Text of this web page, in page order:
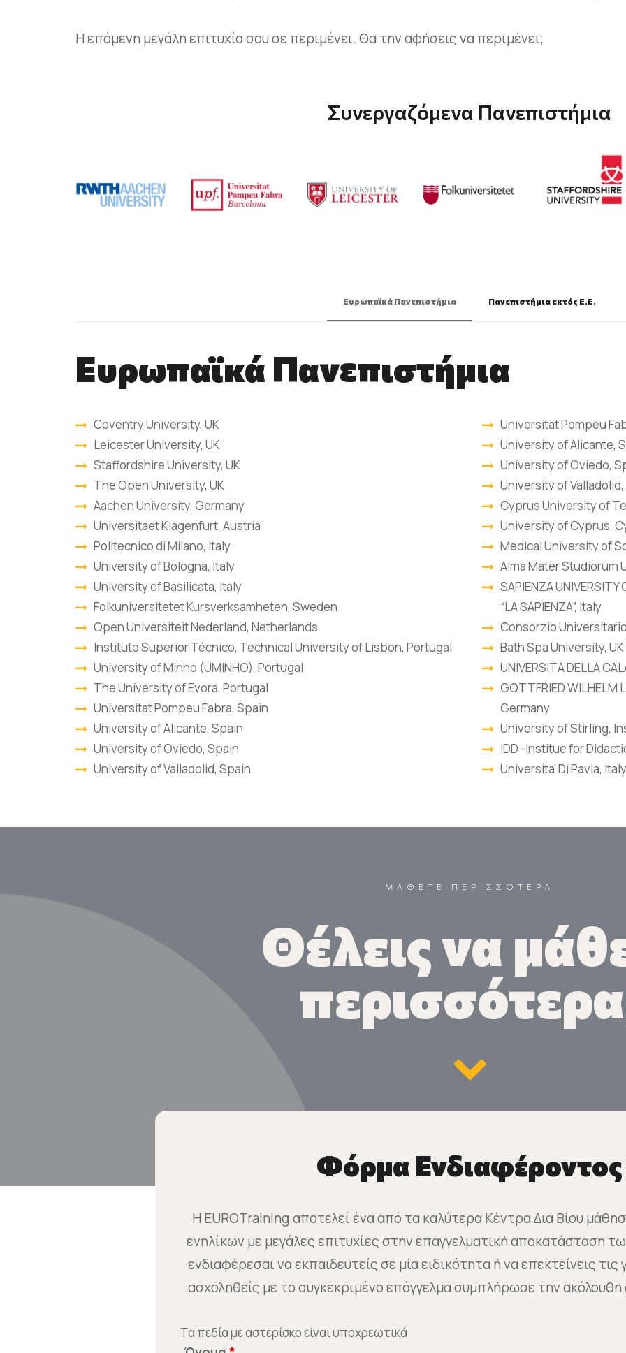
Η επόμενη μεγάλη επιτυχία σου σε περιμένει. Θα την αφήσεις να περιμένει;
Συνεργαζόμενα Πανεπιστήμια
Ευρωπαϊκά Πανεπιστήμια Πανεπιστήμια εκτός Ε.Ε.
Ευρωπαϊκά Πανεπιστήμια
Coventry University, UK
Leicester University, UK
Staffordshire University, UK
The Open University, UK
Aachen University, Germany
Universitaet Klagenfurt, Austria
Politecnico di Milano, Italy
University of Bologna, Italy
University of Basilicata, Italy
Folkuniversitetet Kursverksamheten, Sweden
Open Universiteit Nederland, Netherlands
Instituto Superior Técnico, Technical University of Lisbon, Portugal
University of Minho (UMINHO), Portugal
The University of Evora, Portugal
Universitat Pompeu Fabra, Spain
University of Alicante, Spain
University of Oviedo, Spain
University of Valladolid, Spain
Universitat Pompeu
University of Alicante,
University of Oviedo,
University of
Cyprus University of
University of Cyprus,
Medical University of
Alma Mater Studiorum
SAPIENZA UNIVERSITY
“LA SAPIENZA”, Italy
Consorzio
Bath Spa University, UK
UNIVERSITA DELLA
GOTTFRIED WILHELM
Germany
University of Stirling,
IDD -Institue for
Universita’ Di Pavia, Italy
ΜΑΘΕΤΕ ΠΕΡΙΣΣΟΤΕΡΑ
Θέλεις να
Φόρμα Ενδιαφέροντος
Η EUROTraining αποτελεί ένα από τα καλύτερα Κέντρα Δια Βίου
ενηλίκων με μεγάλες επιτυχίες στην επαγγελματική αποκατάσταση
ενδιαφέρεσαι να εκπαιδευτείς σε μία ειδικότητα ή να επεκτείνεις
ασχοληθείς με το συγκεκριμένο επάγγελμα συμπλήρωσε την
Τα πεδία με αστερίσκο είναι υποχρεωτικά